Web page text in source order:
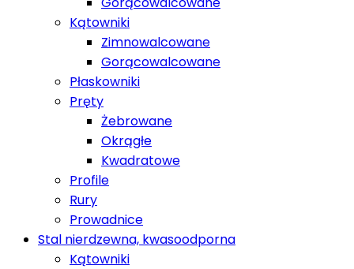
Kątowniki
Zimnowalcowane
Gorącowalcowane
Płaskowniki
Pręty
Żebrowane
Okrągłe
Kwadratowe
Profile
Rury
Prowadnice
Stal nierdzewna, kwasoodporna
Kątowniki